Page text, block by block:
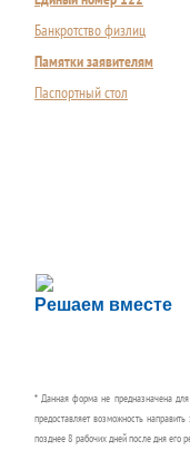
Банкротство физлиц
Памятки заявителям
Паспортный стол
Решаем вместе
Сложности с
Сообщите об этом
* Данная форма не предназначена
предоставляет возможность
позднее 8 рабочих дней после дня его